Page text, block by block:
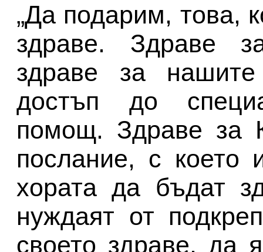
„Да подарим, това,
здраве. Здраве
здраве за
достъп до
помощ. Здраве за
послание, с което
хората да бъдат
нуждаят от
своето здраве, да